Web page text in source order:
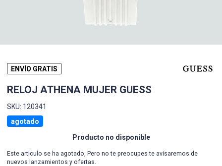
ENVÍO GRATIS
RELOJ ATHENA MUJER GUESS
SKU: 120341
agotado
Producto no disponible
Este articulo se ha agotado, Pero no te preocupes te avisaremos de
nuevos lanzamientos y ofertas.